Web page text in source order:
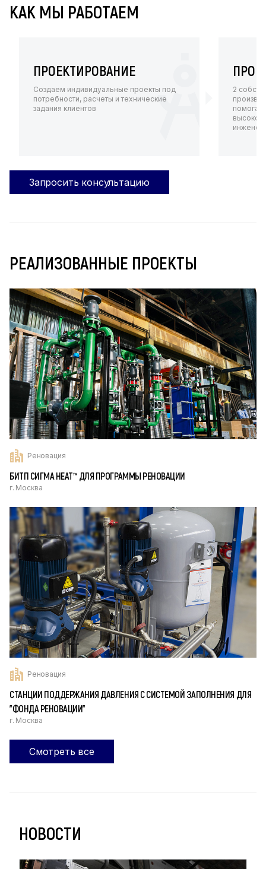
КАК МЫ РАБОТАЕМ
ПРОЕКТИРОВАНИЕ
Создаем индивидуальные проекты под
потребности, расчеты и технические
задания клиентов
2
Запросить консультацию
РЕАЛИЗОВАННЫЕ ПРОЕКТЫ
Реновация
БИТП СИГМА HEAT™ ДЛЯ ПРОГРАММЫ РЕНОВАЦИИ
г. Москва
Реновация
СТАНЦИИ ПОДДЕРЖАНИЯ ДАВЛЕНИЯ С СИСТЕМОЙ ЗАПОЛНЕНИЯ ДЛЯ
"ФОНДА РЕНОВАЦИИ"
г. Москва
Смотреть все
НОВОСТИ